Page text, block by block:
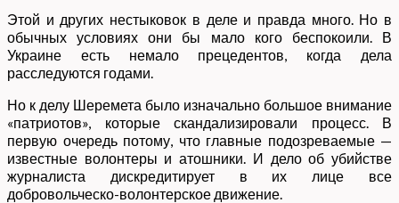
Этой и других нестыковок в деле и правда много. Но в
обычных условиях они бы мало кого беспокоили. В
Украине есть немало прецедентов, когда дела
расследуются годами.
Но к делу Шеремета было изначально большое внимание
«патриотов», которые скандализировали процесс. В
первую очередь потому, что главные подозреваемые —
известные волонтеры и атошники. И дело об убийстве
журналиста дискредитирует в их лице все
добровольческо-волонтерское движение.